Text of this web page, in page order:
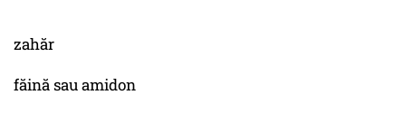
zahăr
făină sau amidon